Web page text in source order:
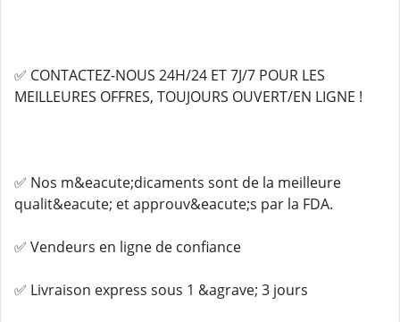
✅ CONTACTEZ-NOUS 24H/24 ET 7J/7 POUR LES
MEILLEURES OFFRES, TOUJOURS OUVERT/EN LIGNE !
✅ Nos m&eacute;dicaments sont de la meilleure
qualit&eacute; et approuv&eacute;s par la FDA.
✅ Vendeurs en ligne de confiance
✅ Livraison express sous 1 &agrave; 3 jours